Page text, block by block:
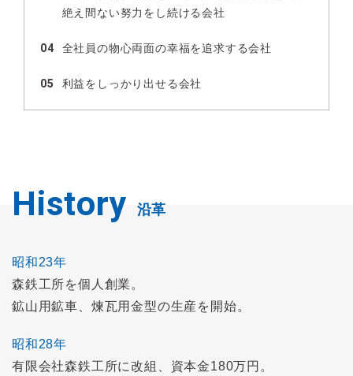
絶え間ない努力をし続ける会社
04 全社員の物心両面の幸福を追求する会社
05 利益をしっかり出せる会社
History 沿革
昭和23年
森鉄工所を個人創業。
鉱山用鉱車、煉瓦用金型の生産を開始。
昭和28年
有限会社森鉄工所に改組、資本金180万円。